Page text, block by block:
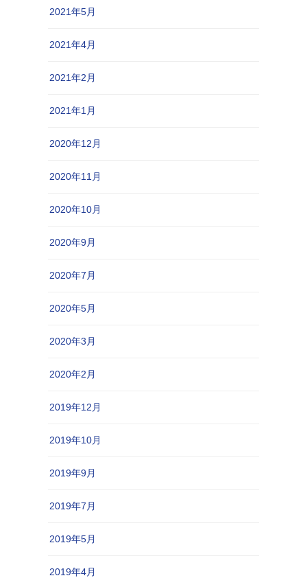
2021年5月
2021年4月
2021年2月
2021年1月
2020年12月
2020年11月
2020年10月
2020年9月
2020年7月
2020年5月
2020年3月
2020年2月
2019年12月
2019年10月
2019年9月
2019年7月
2019年5月
2019年4月